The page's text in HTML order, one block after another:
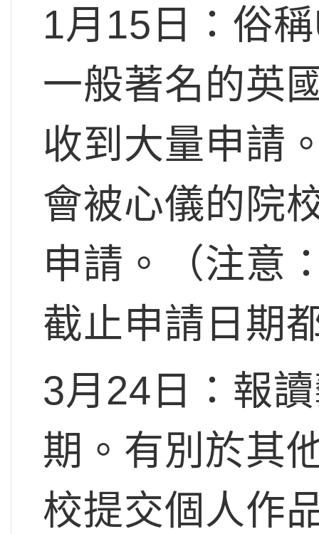
1月15日
：俗
一般著名的英
收到大量申請
會被心儀的院
申請。（注意
截止申請日期
3月24日
：報
期。有別於其
校提交個人作